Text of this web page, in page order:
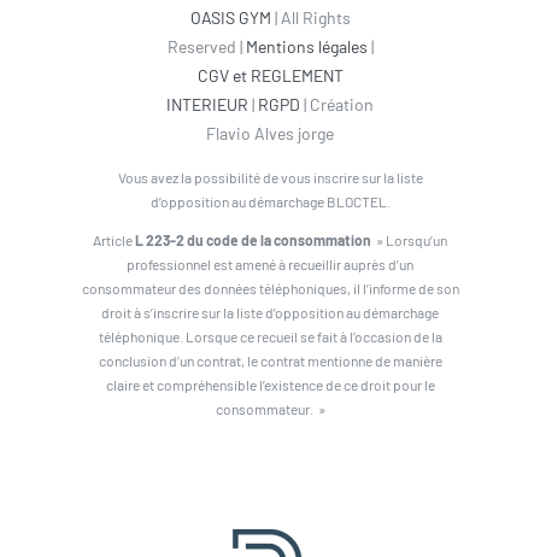
OASIS GYM | All Rights
Reserved | Mentions légales |
CGV et REGLEMENT
INTERIEUR | RGPD | Création
Flavio Alves jorge
Vous avez la possibilité de vous inscrire sur la liste
d’opposition au démarchage BLOCTEL.
ArticleL 223-2 du code de la consommation » Lorsqu’un
professionnel est amené à recueillir auprès d’un
consommateur des données téléphoniques, il l’informe de son
droit à s’inscrire sur la liste d’opposition au démarchage
téléphonique. Lorsque ce recueil se fait à l’occasion de la
conclusion d’un contrat, le contrat mentionne de manière
claire et compréhensible l’existence de ce droit pour le
consommateur. »